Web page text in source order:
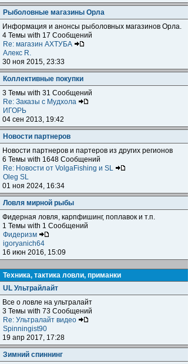
Рыболовные магазины Орла
Информация и анонсы рыболовных магазинов Орла.
4 Темы with 17 Сообщений
Re: магазин АХТУБА
Алекс R.
30 ноя 2015, 23:33
Коллективные покупки
3 Темы with 31 Сообщений
Re: Заказы с Мудхола
ИГОРЬ
04 сен 2013, 19:42
Новости партнеров
Новости партнеров и партеров из других регионов
6 Темы with 1648 Сообщений
Re: Новости от VolgaFishing и SL
Oleg SL
01 ноя 2024, 16:34
Ловля мирной рыбы
Фидерная ловля, карпфишинг, поплавок и т.п.
1 Темы with 1 Сообщений
Фидеризм
igoryanich64
16 июн 2016, 15:09
Техника, тактика ловли, приманки
UL Ультрайлайт
Все о ловле на ультралайт
3 Темы with 73 Сообщений
Re: Ультралайт видео
Spinningist90
19 апр 2017, 17:28
Зимний спиннинг